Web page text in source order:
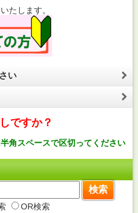
たします。
い
ですか？
角スペースで区切ってください
OR検索